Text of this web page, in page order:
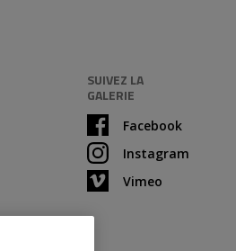
SUIVEZ LA
GALERIE
Facebook
Instagram
Vimeo